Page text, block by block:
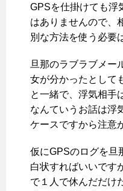
GPSを仕掛けても浮
はありませんので、
別な方法を使う必要
旦那のラブラブメー
女が分かったとして
と一緒で、浮気相手
なんていうお話は浮
ケースですから注意
仮にGPSのログを旦
白状すればいいです
で１人で休んだだけ